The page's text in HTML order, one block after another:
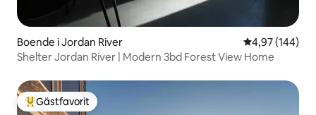
Boende i Jordan River 4,97 av 5 i
4,97 (144)
Shelter Jordan River | Modern 3bd Forest View Home
Populär gästfavorit
Gästfavorit